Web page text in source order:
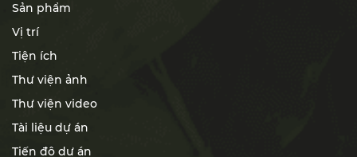
Sản phẩm
Vị trí
Tiện ích
Thư viện ảnh
Thư viện video
Tài liệu dự án
Tiến độ dự án